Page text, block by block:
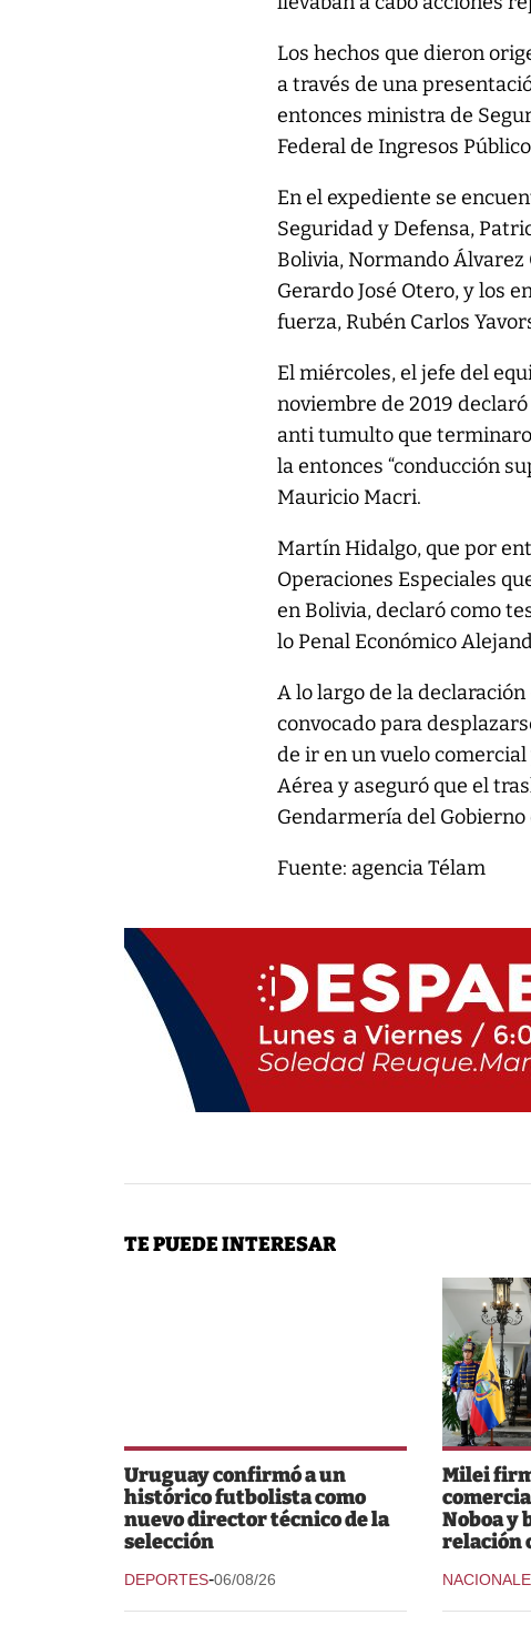
Los hechos que dieron
a través de una
entonces ministra de
Federal de Ingresos
En el expediente se
Seguridad y Defensa,
Bolivia, Normando
Gerardo José Otero, y los
fuerza, Rubén Carlos
El miércoles, el jefe del
noviembre de 2019
anti tumulto que
la entonces “conducción
Mauricio Macri.
Martín Hidalgo, que por
Operaciones Especiales
en Bolivia, declaró como
lo Penal Económico
A lo largo de la
convocado para
de ir en un vuelo
Aérea y aseguró que el
Gendarmería del Gobierno
Fuente: agencia Télam
TE PUEDE INTERESAR
Uruguay confirmó a un
histórico futbolista como
nuevo director técnico de la
selección
DEPORTES-06/08/26
Milei
Noboa y
relación